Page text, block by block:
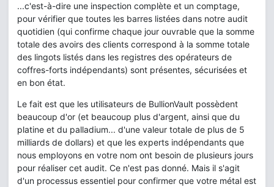
...c'est-à-dire une inspection complète et un comptage,
pour vérifier que toutes les barres listées dans notre audit
quotidien (qui confirme chaque jour ouvrable que la somme
totale des avoirs des clients correspond à la somme totale
des lingots listés dans les registres des opérateurs de
coffres-forts indépendants) sont présentes, sécurisées et
en bon état.
Le fait est que les utilisateurs de BullionVault possèdent
beaucoup d'or (et beaucoup plus d'argent, ainsi que du
platine et du palladium... d'une valeur totale de plus de 5
milliards de dollars) et que les experts indépendants que
nous employons en votre nom ont besoin de plusieurs jours
pour réaliser cet audit. Ce n'est pas donné. Mais il s'agit
d'un processus essentiel pour confirmer que votre métal est